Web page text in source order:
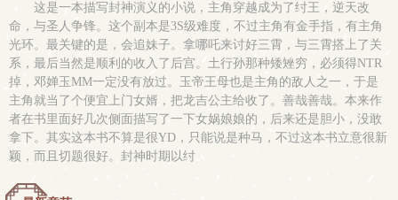
这是一本描写封神演义的小说，主角穿越成为了纣王，逆天改
命，与圣人争锋。这个副本是3S级难度，不过主角有金手指，有主角
光环。最关键的是，会追妹子。拿哪吒来讨好三霄，与三霄搭上了关
系，最后当然是顺利的收入了后宫。土行孙那种矮矬穷，必须得NTR
掉，邓婵玉MM一定没有放过。玉帝王母也是主角的敌人之一，于是
主角就当了个便宜上门女婿，把龙吉公主给收了。善哉善哉。本来作
者在书里面好几次侧面描写了一下女娲娘娘的，后来还是胆小，没敢
拿下。其实这本书不算是很YD，只能说是种马，不过这本书立意很新
颖，而且切题很好。封神时期以纣